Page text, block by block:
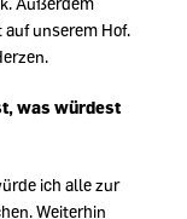
unserem Hof.
was würdest
ich alle zur
Weiterhin